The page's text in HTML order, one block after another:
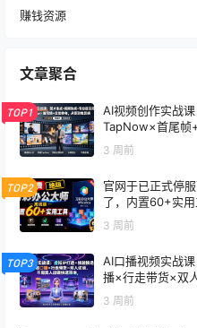
赚钱资源
文章聚合
TOP1
AI视频创作实战
TapNow×首尾帧
3 周前
TOP2
官网于已正式停
了，内置60+实
3 周前
TOP3
AI口播视频实战
播×行走带货×双
3 周前